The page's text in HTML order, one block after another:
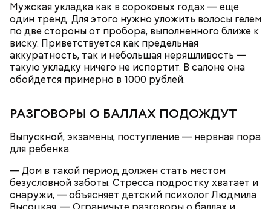
Мужская укладка как в сороковых годах — еще
один тренд. Для этого нужно уложить волосы гелем
по две стороны от пробора, выполненного ближе к
виску. Приветствуется как предельная
аккуратность, так и небольшая неряшливость —
такую укладку ничего не испортит. В салоне она
обойдется примерно в 1000 рублей.
РАЗГОВОРЫ О БАЛЛАХ ПОДОЖДУТ
Выпускной, экзамены, поступление — нервная пора
для ребенка.
— Дом в такой период должен стать местом
безусловной заботы. Стресса подростку хватает и
снаружи, — объясняет детский психолог Людмила
— Затем достать подпекшийся до темного цвета
перец с углей и переложить его в пакет, чтобы
кожица стала мягкой. После необходимо снять эту
кожицу с овоща и нарезать. Далее готовые лук,
баклажан и кабачок разрезать пополам, а помидор
— на крупные дольки, — рассказал собеседник
Диетолог Соломатина объяснила,
как без вреда для здоровья выйти
— Из указанных мною объемов у вас должно
получиться три кулича среднего размера. Выпекать
их нужно при температуре 180 градусов около 40